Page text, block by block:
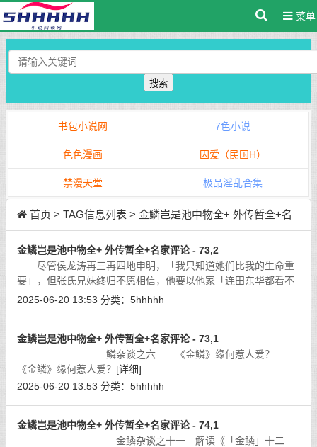
菜单
搜索
书包小说网 7色小说
色色漫画 囚爱（民国H）
禁漫天堂 极品淫乱合集
首页 > TAG信息列表 > 金鳞岂是池中物全+ 外传暂全+名
金鳞岂是池中物全+ 外传暂全+名家评论 - 73,2
尽管侯龙涛再三再四地申明，「我只知道她们比我的生命重
要」，但张氏兄妹终归不愿相信，他要以他家「连田东华都看不
上」的赫赫权势，来压服这「一个毫无根底的小痞子」，她要这
2025-06-20 13:53 分类： 5hhhhh
金鳞岂是池中物全+ 外传暂全+名家评论 - 73,1
鳞杂谈之六 《金鳞》缘何惹人爱？
《金鳞》缘何惹人爱？ [详细]
2025-06-20 13:53 分类： 5hhhhh
金鳞岂是池中物全+ 外传暂全+名家评论 - 74,1
金鳞杂谈之十一 解读《「金鳞」十二